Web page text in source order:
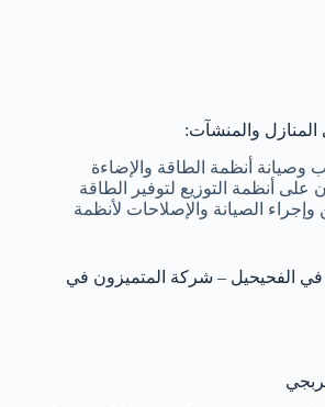
والمنشآت:
وصيانة أنظمة الطاقة والإضاءة
على أنظمة التوزيع لتوفير الطاقة
الصيانة والإصلاحات لأنظمة
في الفحيحيل – شركة المتميزون في